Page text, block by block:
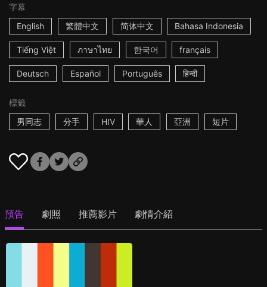
字幕
English
繁體中文 简体中文 Bahasa Indonesia
Tiếng Việt ภาษาไทย 한국어 français
Deutsch Español Português हिन्दी
標籤
男同志
分手 HIV 華人 亞洲 短片
預告 劇照 推薦影片 劇情介紹